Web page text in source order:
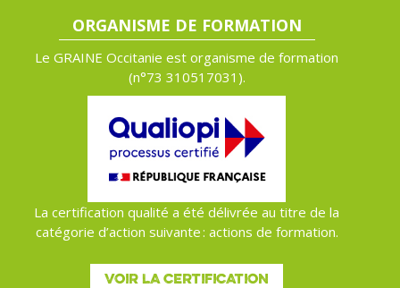
ORGANISME DE FORMATION
Le GRAINE Occitanie est organisme de formation
(n°73 310517031).
La certification qualité a été délivrée au titre de la
catégorie d’action suivante : actions de formation.
VOIR LA CERTIFICATION